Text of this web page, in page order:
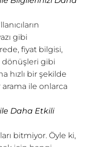
gibi
fiyat bilgisi,
dönüşleri gibi
hızlı bir şekilde
arama ile onlarca
Daha Etkili
bitmiyor. Öyle ki,